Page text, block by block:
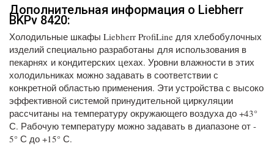
Дополнительная информация о Liebherr
BKPv 8420:
Холодильные шкафы Liebherr ProfiLine для хлебобулочных
изделий специально разработаны для использования в
пекарнях и кондитерских цехах. Уровни влажности в этих
холодильниках можно задавать в соответствии с
конкретной областью применения. Эти устройства с высоко
эффективной системой принудительной циркуляции
рассчитаны на температуру окружающего воздуха до +43°
С. Рабочую температуру можно задавать в диапазоне от -
5° С до +15° С.